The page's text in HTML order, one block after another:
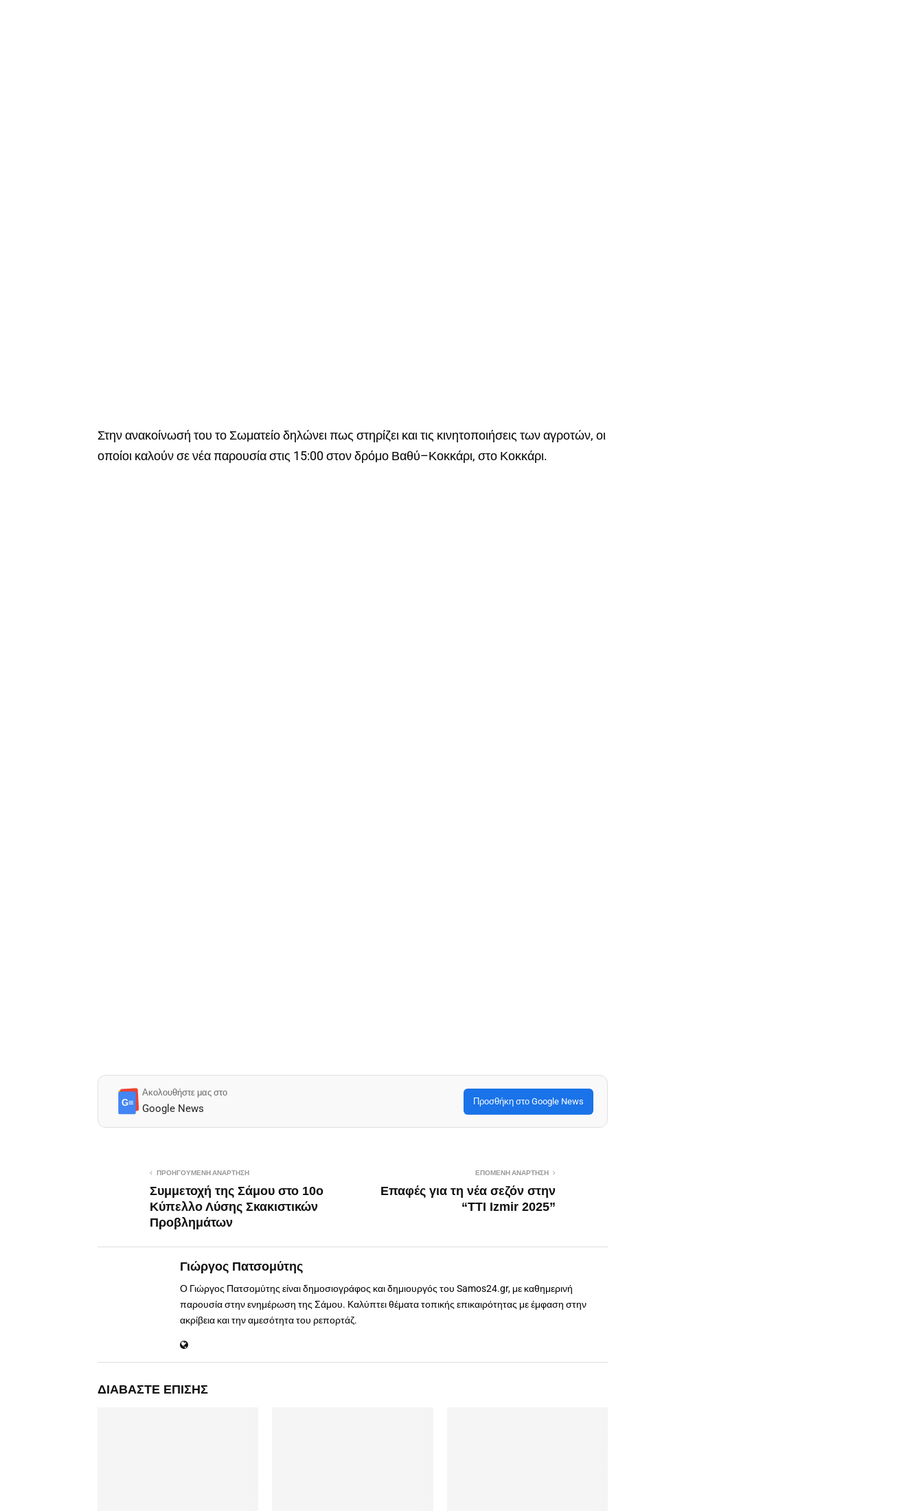
Στην ανακοίνωσή του το Σωματείο δηλώνει πως στηρίζει και τις κινητοποιήσεις των αγροτών, οι
οποίοι καλούν σε νέα παρουσία στις 15:00 στον δρόμο Βαθύ–Κοκκάρι, στο Κοκκάρι.
G≡
Ακολουθήστε μας στο
Google News
Προσθήκη στο Google News
ΠΡΟΗΓΟΎΜΕΝΗ ΑΝΆΡΤΗΣΗ
Συμμετοχή της Σάμου στο 10ο
Κύπελλο Λύσης Σκακιστικών
Προβλημάτων
ΕΠΌΜΕΝΗ ΑΝΆΡΤΗΣΗ
Επαφές για τη νέα σεζόν στην
“TTI Izmir 2025”
Γιώργος Πατσομύτης
Ο Γιώργος Πατσομύτης είναι δημοσιογράφος και δημιουργός του Samos24.gr, με καθημερινή
παρουσία στην ενημέρωση της Σάμου. Καλύπτει θέματα τοπικής επικαιρότητας με έμφαση στην
ακρίβεια και την αμεσότητα του ρεπορτάζ.
ΔΙΑΒΆΣΤΕ ΕΠΊΣΗΣ